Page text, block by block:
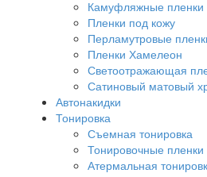
Камуфляжные пленки
Пленки под кожу
Перламутровые
Пленки Хамелеон
Светоотражающая
Сатиновый матовый
Автонакидки
Тонировка
Съемная тонировка
Тонировочные пленки
Атермальная